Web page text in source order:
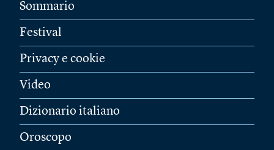
Sommario
Festival
Privacy e cookie
Video
Dizionario italiano
Oroscopo